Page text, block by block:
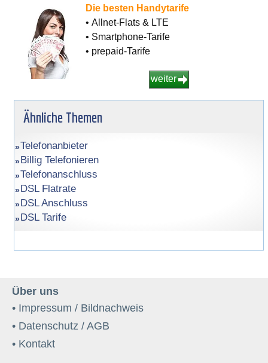
Die besten Handytarife
• Allnet-Flats & LTE
• Smartphone-Tarife
• prepaid-Tarife
weiter
Ähnliche Themen
Telefonanbieter
Billig Telefonieren
Telefonanschluss
DSL Flatrate
DSL Anschluss
DSL Tarife
Über uns
• Impressum / Bildnachweis
• Datenschutz / AGB
• Kontakt